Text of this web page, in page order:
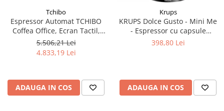
Tchibo
Espressor Automat TCHIBO
Coffea Office, Ecran Tactil,
Bauturi Presetate, Dispozitiv
Spumare Lapte, Negru
5.506,21 Lei
4.833,19 Lei
ADAUGA IN COS
Krups
KRUPS Dolce Gusto - Mini Me
- Espressor cu capsule
KP123810, 0.8L, 1500W, 15
398,80 Lei
ADAUGA IN COS